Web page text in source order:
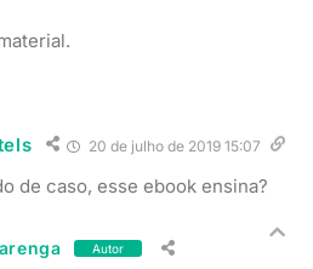
20 de julho de 2019 15:07
de caso, esse ebook ensina?
Autor